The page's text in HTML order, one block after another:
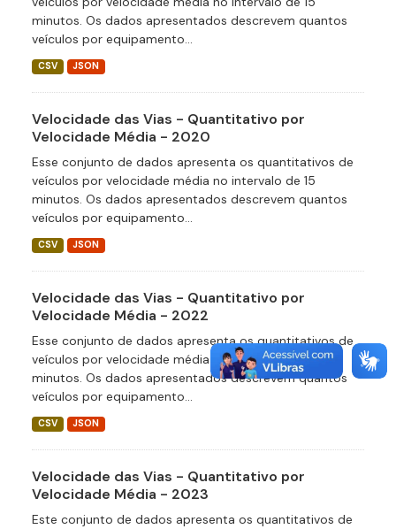
minutos. Os dados apresentados descrevem quantos
veículos por equipamento...
CSV JSON
Velocidade das Vias - Quantitativo por
Velocidade Média - 2020
Esse conjunto de dados apresenta os quantitativos de
veículos por velocidade média no intervalo de 15
minutos. Os dados apresentados descrevem quantos
veículos por equipamento...
CSV JSON
Velocidade das Vias - Quantitativo por
Velocidade Média - 2022
Esse conjunto de dados apresenta os quantitativos de
veículos por velocidade média no intervalo de 15
minutos. Os dados apresentados descrevem quantos
veículos por equipamento...
CSV JSON
Velocidade das Vias - Quantitativo por
Velocidade Média - 2023
Este conjunto de dados apresenta os quantitativos de